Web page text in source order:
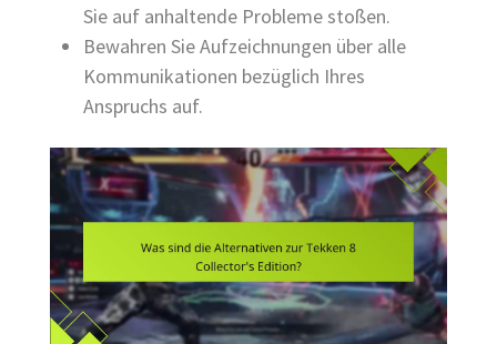
Sie auf anhaltende Probleme stoßen.
Bewahren Sie Aufzeichnungen über alle
Kommunikationen bezüglich Ihres
Anspruchs auf.